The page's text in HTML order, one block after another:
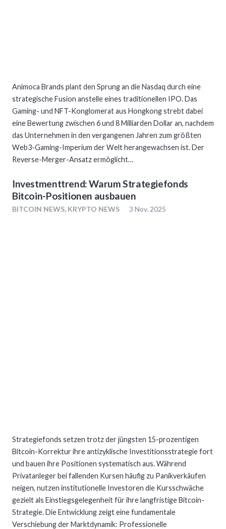
Animoca Brands plant den Sprung an die Nasdaq durch eine
strategische Fusion anstelle eines traditionellen IPO. Das
Gaming- und NFT-Konglomerat aus Hongkong strebt dabei
eine Bewertung zwischen 6 und 8 Milliarden Dollar an, nachdem
das Unternehmen in den vergangenen Jahren zum größten
Web3-Gaming-Imperium der Welt herangewachsen ist. Der
Reverse-Merger-Ansatz ermöglicht…
Investmenttrend: Warum Strategiefonds
Bitcoin-Positionen ausbauen
BITCOIN NEWS, KRYPTO NEWS 3 Nov. 2025
Strategiefonds setzen trotz der jüngsten 15-prozentigen
Bitcoin-Korrektur ihre antizyklische Investitionsstrategie fort
und bauen ihre Positionen systematisch aus. Während
Privatanleger bei fallenden Kursen häufig zu Panikverkäufen
neigen, nutzen institutionelle Investoren die Kursschwäche
gezielt als Einstiegsgelegenheit für ihre langfristige Bitcoin-
Strategie. Die Entwicklung zeigt eine fundamentale
Verschiebung der Marktdynamik: Professionelle